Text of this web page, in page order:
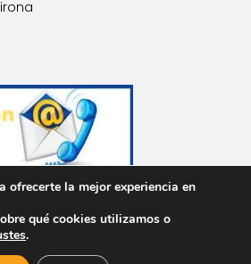
ofrecerte la mejor experiencia en
qué cookies utilizamos o
.